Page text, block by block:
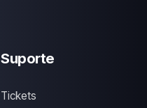
Suporte
Tickets